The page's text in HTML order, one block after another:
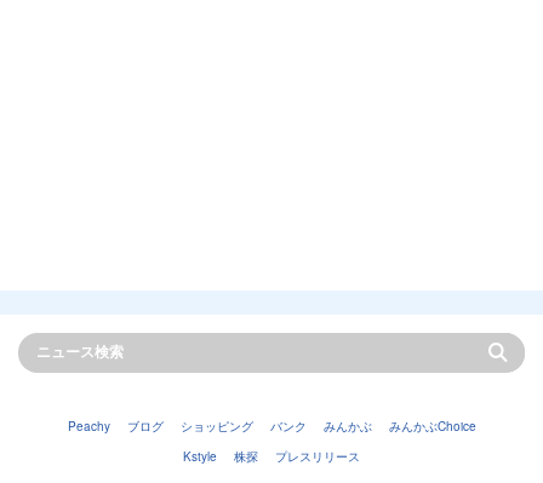
Peachy ブログ ショッピング バンク みんかぶ
みんかぶChoice
Kstyle
株探 プレスリリース